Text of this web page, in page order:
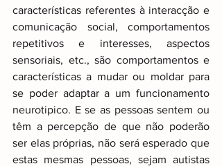
características referentes à interacção e
comunicação social, comportamentos
repetitivos e interesses, aspectos
sensoriais, etc., são comportamentos e
características a mudar ou moldar para
se poder adaptar a um funcionamento
neurotipico. E se as pessoas sentem ou
têm a percepção de que não poderão
ser elas próprias, não será esperado que
estas mesmas pessoas, sejam autistas